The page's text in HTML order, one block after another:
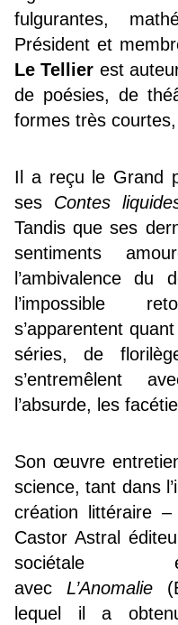
fulgurantes,
Président et
Le Tellier est
de poésies, de
formes très
Il a reçu le Grand
ses
Contes
Tandis que ses
sentiments
l’ambivalence
l’impossible
s’apparentent
séries, de
s’entremêlent
l’absurde, les
Son œuvre
science, tant dans
création littéraire
Castor Astral
sociétale
avec L’Anomalie
lequel il a